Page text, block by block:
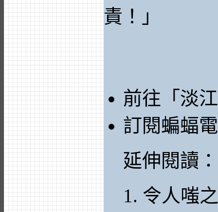
責！」
前往「淡
訂閱蝙蝠
延伸閱讀：
令人嗤